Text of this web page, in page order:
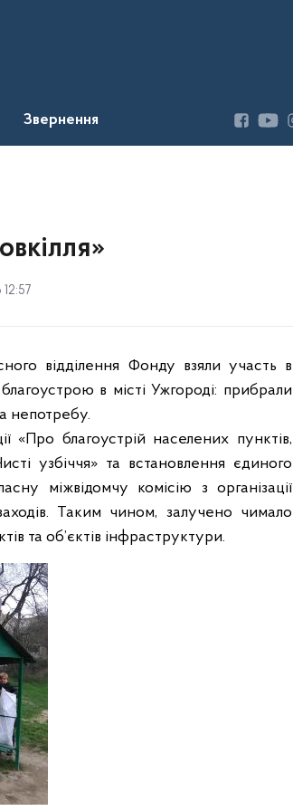
Звернення
відділення Фонду взяли участь в
благоустрою в місті Ужгороді: прибрали
непотребу.
«Про благоустрій населених пунктів,
узбіччя» та встановлення єдиного
міжвідомчу комісію з організації
Таким чином, залучено чимало
та об’єктів інфраструктури.